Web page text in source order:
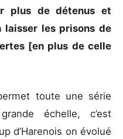
plus de détenus et
laisser les prisons de
[en plus de celle
toute une série
échelle, c’est
d’Harenois on évolué